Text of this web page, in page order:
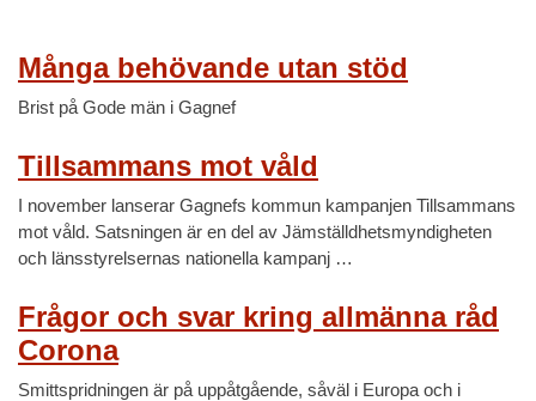
Många behövande utan stöd
Brist på Gode män i Gagnef
Tillsammans mot våld
I november lanserar Gagnefs kommun kampanjen Tillsammans
mot våld. Satsningen är en del av Jämställdhetsmyndigheten
och länsstyrelsernas nationella kampanj …
Frågor och svar kring allmänna råd
Corona
Smittspridningen är på uppåtgående, såväl i Europa och i